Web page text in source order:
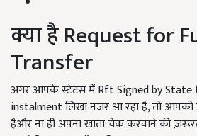
क्या है Request for
Transfer
अगर आपके स्टेटस में Rft Signed by State
instalment लिखा नजर आ रहा है, तो आपको
हैऔर ना ही अपना खाता चेक करवाने की